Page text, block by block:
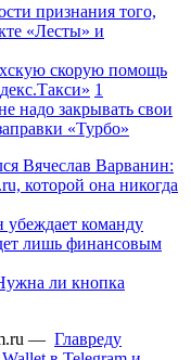
признания того,
«Лесты» и
скорую помощь
1
надо закрывать свои
«Турбо»
Вячеслав Варванин:
которой она никогда
убеждает команду
лишь финансовым
ли кнопка
— Главреду